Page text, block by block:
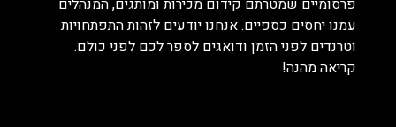
עמנו יחסים כספיים. אנחנו יודעים לזהות התפתחויות
וטרנדים לפני הזמן ודואגים לספר לכם לפני כולם.
קריאה מהנה!